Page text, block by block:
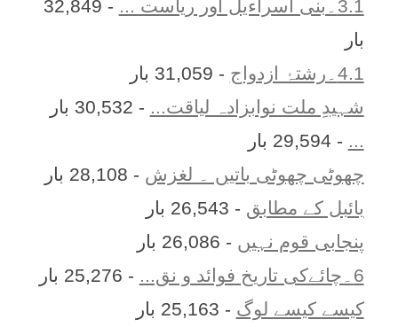
3.1۔بنی اسراءیل اور ریاست ...
- 32,849
بار
4.1۔رشتۂ ازدواج
- 31,059 بار
شہیدِ ملت نوابزادہ لیاقت...
- 30,532 بار
- 29,594 بار
چھوٹی چھوٹی باتیں ۔ لغزش - 28,108 بار
بائبل کے مطابق - 26,543 بار
پنجابی قوم نہیں - 26,086 بار
6۔چائےکی تاریخ فوائد و نق...
- 25,276 بار
کیسے کیسے لوگ - 25,163 بار